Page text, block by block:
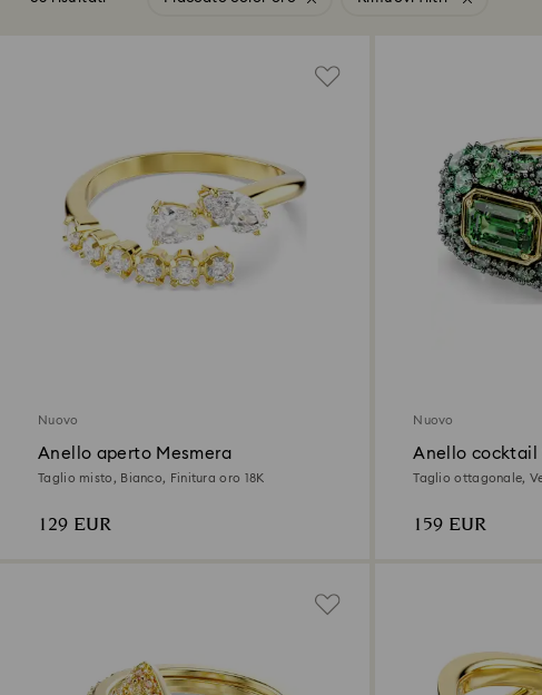
Nuovo
Anello aperto Mesmera
Taglio misto, Bianco, Finitura oro 18K
129 EUR
Nuovo
Anello cocktail
Taglio ottagonale,
159 EUR